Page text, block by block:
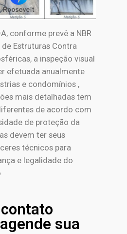
conforme prevê a NBR
Estruturas Contra
a inspeção visual
efetuada anualmente
e condomínios ,
mais detalhadas tem
de acordo com
de proteção da
devem ter seus
técnicos para
e legalidade do
sua